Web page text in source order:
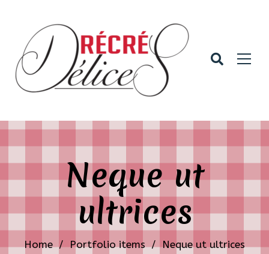
Neque ut
ultrices
Home / Portfolio items / Neque ut ultrices